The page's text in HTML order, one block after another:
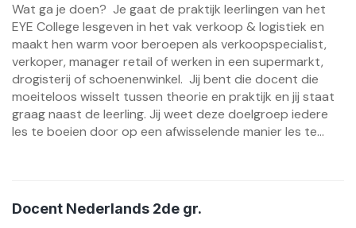
Wat ga je doen? Je gaat de praktijk leerlingen van het
EYE College lesgeven in het vak verkoop & logistiek en
maakt hen warm voor beroepen als verkoopspecialist,
verkoper, manager retail of werken in een supermarkt,
drogisterij of schoenenwinkel. Jij bent die docent die
moeiteloos wisselt tussen theorie en praktijk en jij staat
graag naast de leerling. Jij weet deze doelgroep iedere
les te boeien door op een afwisselende manier les te...
Docent Nederlands 2de gr.